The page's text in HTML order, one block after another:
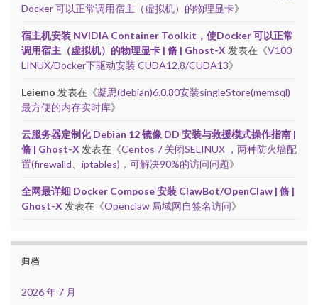
Docker 可以正常调用宿主（虚拟机）的物理显卡》
宿主机安装 NVIDIA Container Toolkit，使Docker 可以正常
调用宿主（虚拟机）的物理显卡 | 脩 | Ghost-X 发表在《V100
LINUX/Docker下驱动安装 CUDA12.8/CUDA13》
Leiemo 发表在《凝思(debian)6.0.80安装singleStore(memsql)
最方便的内存实时库》
云服务器定制化 Debian 12 镜像 DD 安装与救援模式操作指南 |
脩 | Ghost-X 发表在《Centos 7 关闭SELINUX ，两种防火墙配
置(firewalld、iptables)，可解决90%的访问问题》
全网最详细 Docker Compose 安装 ClawBot/OpenClaw | 脩 |
Ghost-X 发表在《Openclaw 局域网自签名访问》
归档
2026 年 7 月